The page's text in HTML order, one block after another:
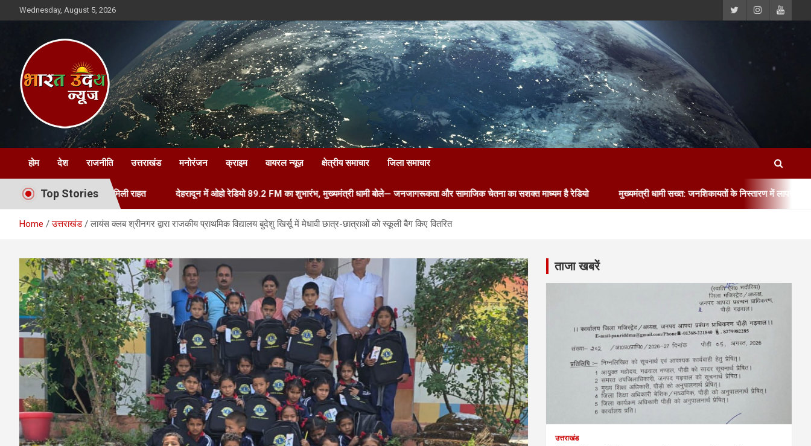
to
Wednesday, August 5, 2026
Bharat Uday News
होम देश राजनीति उत्तराखंड मनोरंजन क्राइम वायरल न्यूज़ क्षेत्रीय समाचार जिला समाचार
Top Stories
फरियादियों को मिली राहत देहरादून में ओहो रेडियो 89.2 FM का शुभारंभ, मुख्यमंत्री धामी बोले— जनजागरूकता और सामाजिक चेतना का सशक्त माध्यम है रेडियो मुख्यमंत्री धामी सख्त: जनशिकायतों के निस्तारण में लापरवाही बर्दाश्त नहीं, हर
Home उत्तराखंड लायंस क्लब श्रीनगर द्वारा राजकीय प्राथमिक विद्यालय बुदेशु खिर्सू में मेधावी छात्र-छात्राओं को स्कूली बैग किए वितरित
ताजा खबरें
उत्तराखंड